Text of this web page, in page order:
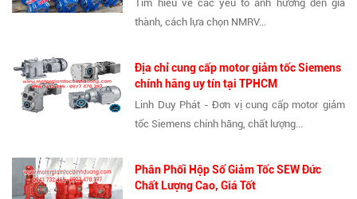
Tìm hiểu về các yếu tố ảnh hưởng đến giá
thành, cách lựa chọn NMRV...
Địa chỉ cung cấp motor giảm tốc Siemens
chính hãng uy tín tại TPHCM
Linh Duy Phát - Đơn vị cung cấp motor giảm
tốc Siemens chính hãng, chất lượng...
Phân Phối Hộp Số Giảm Tốc SEW Đức
Chất Lượng Cao, Giá Tốt